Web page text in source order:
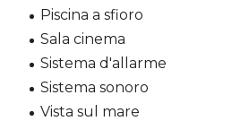
Piscina a sfioro
Sala cinema
Sistema d'allarme
Sistema sonoro
Vista sul mare